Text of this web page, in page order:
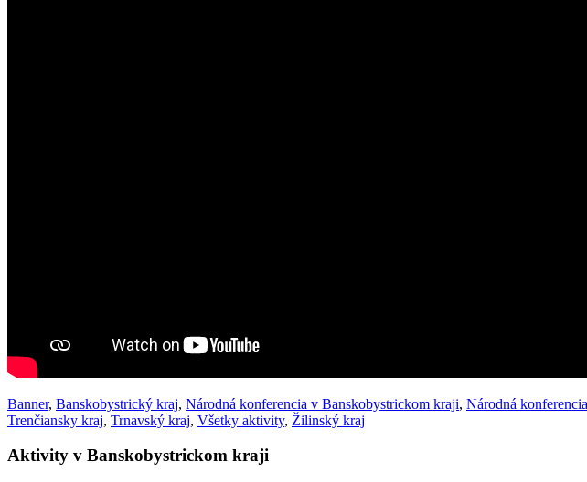
Banner, Banskobystrický kraj, Národná konferencia v Banskobystrickom kraji, Národná
Trenčiansky kraj, Trnavský kraj, Všetky aktivity, Žilinský kraj
Aktivity v Banskobystrickom kraji